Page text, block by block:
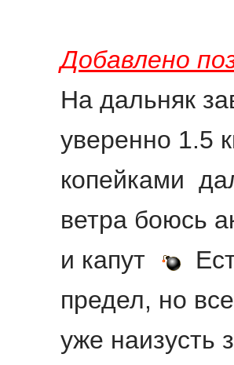
Добавлено
На дальняк
уверенно 1.5
копейками
ветра боюсь
и капут
предел, но
уже наизусть